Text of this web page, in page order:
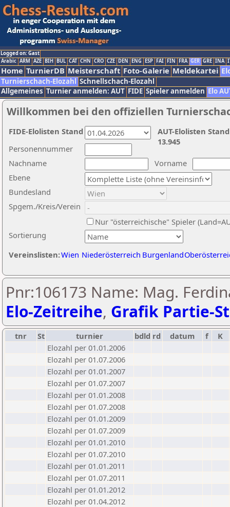
Logged on: Gast
Arabic ARM AZE BIH BUL CAT CHN CRO CZE DEN ENG ESP FAI FIN FRA GER GRE INA
Home TurnierDB Meisterschaft Foto-Galerie Meldekartei
Turnierschach-Elozahl Schnellschach-Elozahl
Allgemeines Turnier anmelden: AUT FIDE Spieler anmelden Elo
Willkommen bei den offiziellen
Nachname
Vorname
Ebene
Sortierung
Personennummer
Bundesland
Spgem./Kreis/Verein
Nur "österreichische" Spieler
Vereinslisten:Wien Niederösterreich Burgenland
AUT-Elolisten
13.945
FIDE-Elolisten Stand
Pnr:106173 Name: Mag.
Elo-Zeitreihe, Grafik Partie-
tnr St turnier bdld rd datum f
K
Elozahl per 01.01.2006
Elozahl per 01.07.2006
Elozahl per 01.01.2007
Elozahl per 01.07.2007
Elozahl per 01.01.2008
Elozahl per 01.07.2008
Elozahl per 01.01.2009
Elozahl per 01.07.2009
Elozahl per 01.01.2010
Elozahl per 01.07.2010
Elozahl per 01.01.2011
Elozahl per 01.07.2011
Elozahl per 01.01.2012
Elozahl per 01.04.2012